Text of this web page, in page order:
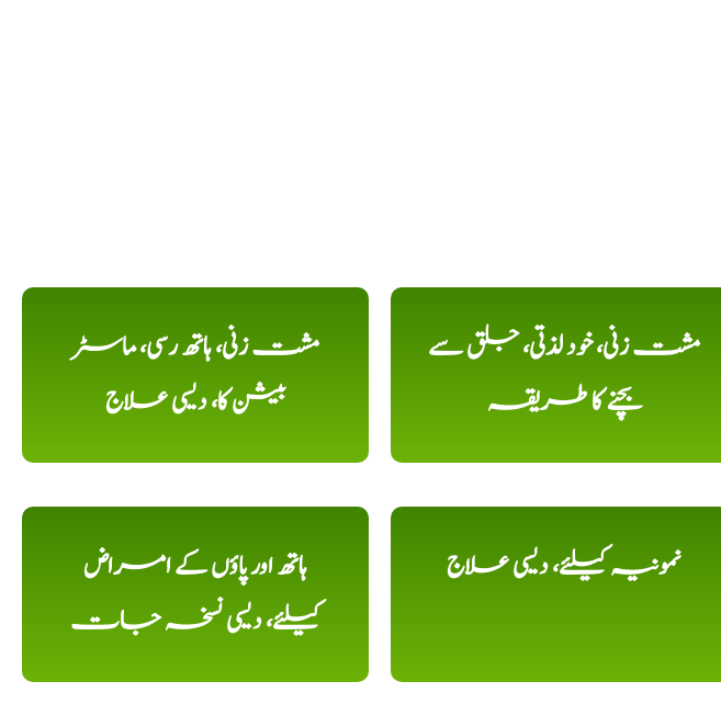
مشت زنی، ہاتھ رسی، ماسٹر
بیشن کا، دیسی علاج
مشت زنی، خود لذتی، جلق سے
بچنے کا طریقہ
ہاتھ اور پاؤں کے امراض
کیلئے، دیسی نسخہ جات
نمونیہ کیلئے، دیسی علاج